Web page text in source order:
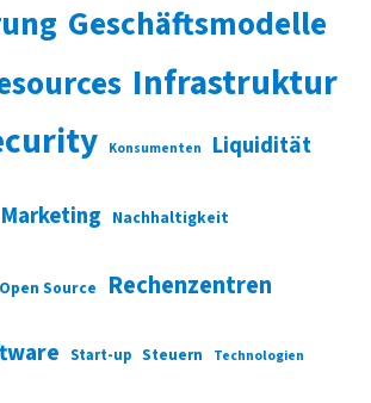
Geschäftsmodelle
Infrastruktur
Konsumenten Liquidität
Marketing Nachhaltigkeit
Open Source Rechenzentren
Start-up Steuern Technologien